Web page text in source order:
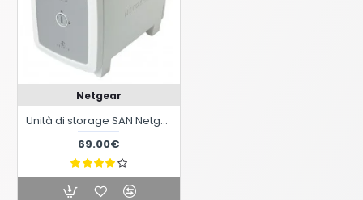
Netgear
Unità di storage SAN Netgear SC101 Storage Central
69.00€